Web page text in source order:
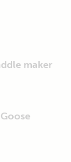
maker